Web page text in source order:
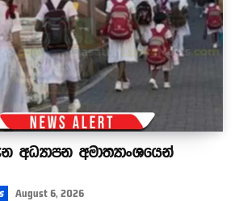
අධ්‍යාපන අමාත්‍යාංශයෙන්
August 6, 2026